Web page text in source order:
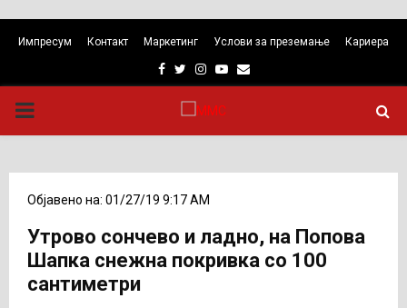
Импресум Контакт Маркетинг Услови за преземање Кариера
Facebook
TwitterInstagram
Youtube
Email
PRIMARY
Објавено на: 01/27/19 9:17 AM
Утрово сончево и ладно, на Попова
Шапка снежна покривка со 100
сантиметри